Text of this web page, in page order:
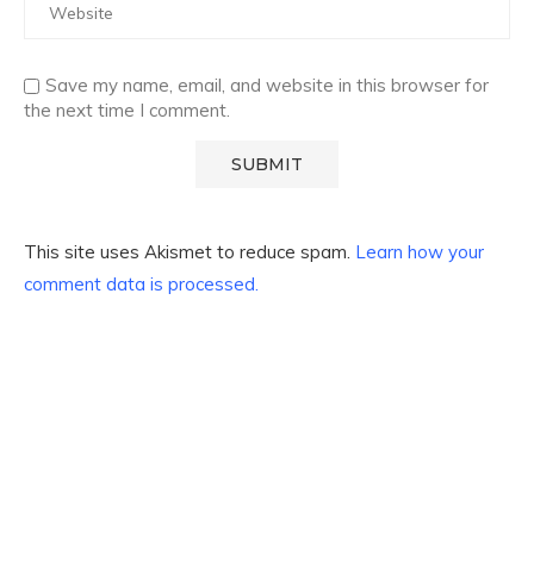
Save my name, email, and website in this browser for
the next time I comment.
This site uses Akismet to reduce spam. Learn how your
comment data is processed.